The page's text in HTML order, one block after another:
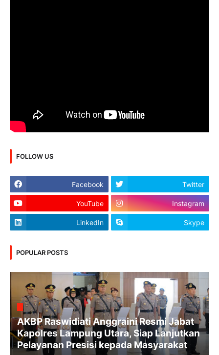
FOLLOW US
Facebook Twitter
YouTube Instagram
LinkedIn Skype
POPULAR POSTS
AKBP Raswidiati Anggraini Resmi Jabat
Kapolres Lampung Utara, Siap Lanjutkan
Pelayanan Presisi kepada Masyarakat